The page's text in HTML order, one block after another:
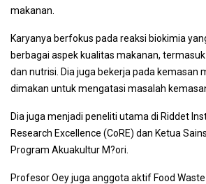
makanan.
Karyanya berfokus pada reaksi biokimia
berbagai aspek kualitas makanan,
dan nutrisi. Dia juga bekerja pada kemasan
dimakan untuk mengatasi masalah
Dia juga menjadi peneliti utama di Riddet
Research Excellence (CoRE) dan Ketua
Program Akuakultur M?ori.
Profesor Oey juga anggota aktif Food